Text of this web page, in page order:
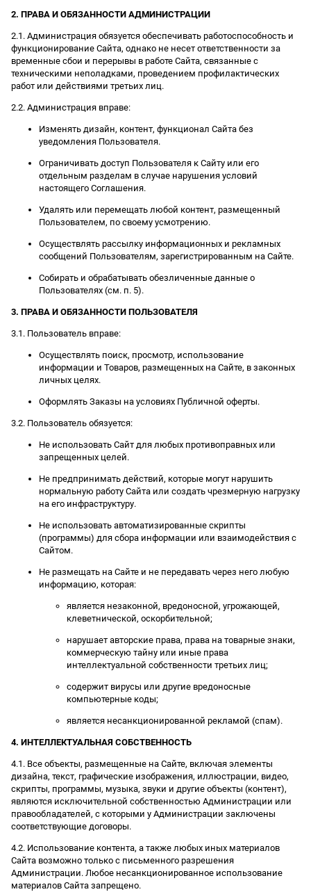
2. ПРАВА И ОБЯЗАННОСТИ АДМИНИСТРАЦИИ
2.1. Администрация обязуется обеспечивать работоспособность и
функционирование Сайта, однако не несет ответственности за
временные сбои и перерывы в работе Сайта, связанные с
техническими неполадками, проведением профилактических
работ или действиями третьих лиц.
2.2. Администрация вправе:
Изменять дизайн, контент, функционал Сайта без
уведомления Пользователя.
Ограничивать доступ Пользователя к Сайту или его
отдельным разделам в случае нарушения условий
настоящего Соглашения.
Удалять или перемещать любой контент, размещенный
Пользователем, по своему усмотрению.
Осуществлять рассылку информационных и рекламных
сообщений Пользователям, зарегистрированным на Сайте.
Собирать и обрабатывать обезличенные данные о
Пользователях (см. п. 5).
3. ПРАВА И ОБЯЗАННОСТИ ПОЛЬЗОВАТЕЛЯ
3.1. Пользователь вправе:
Осуществлять поиск, просмотр, использование
информации и Товаров, размещенных на Сайте, в законных
личных целях.
Оформлять Заказы на условиях Публичной оферты.
3.2. Пользователь обязуется:
Не использовать Сайт для любых противоправных или
запрещенных целей.
Не предпринимать действий, которые могут нарушить
нормальную работу Сайта или создать чрезмерную нагрузку
на его инфраструктуру.
Не использовать автоматизированные скрипты
(программы) для сбора информации или взаимодействия с
Сайтом.
Не размещать на Сайте и не передавать через него любую
информацию, которая:
является незаконной, вредоносной, угрожающей,
клеветнической, оскорбительной;
нарушает авторские права, права на товарные знаки,
коммерческую тайну или иные права
интеллектуальной собственности третьих лиц;
содержит вирусы или другие вредоносные
компьютерные коды;
является несанкционированной рекламой (спам).
4. ИНТЕЛЛЕКТУАЛЬНАЯ СОБСТВЕННОСТЬ
4.1. Все объекты, размещенные на Сайте, включая элементы
дизайна, текст, графические изображения, иллюстрации, видео,
скрипты, программы, музыка, звуки и другие объекты (контент),
являются исключительной собственностью Администрации или
правообладателей, с которыми у Администрации заключены
соответствующие договоры.
4.2. Использование контента, а также любых иных материалов
Сайта возможно только с письменного разрешения
Администрации. Любое несанкционированное использование
материалов Сайта запрещено.